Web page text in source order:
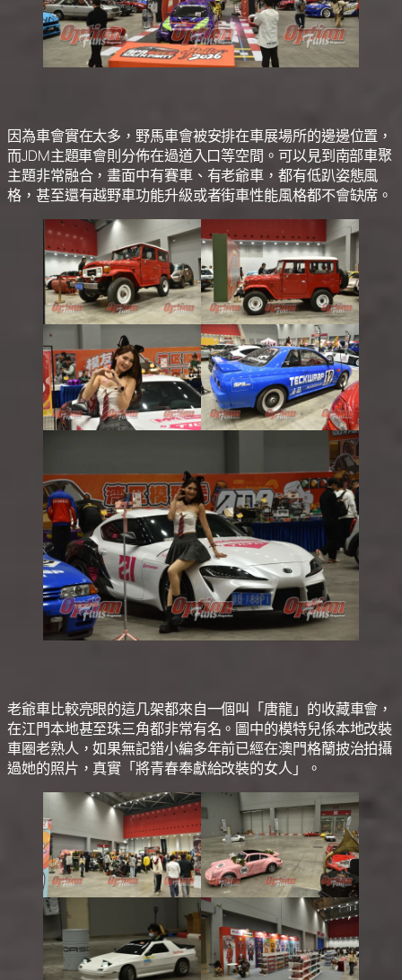
因為車會實在太多，野馬車會被安排在車展場所的邊邊位置，
而JDM主題車會則分佈在過道入口等空間。可以見到南部車聚
主題非常融合，畫面中有賽車、有老爺車，都有低趴姿態風
格，甚至還有越野車功能升級或者街車性能風格都不會缺席。
老爺車比較亮眼的這几架都來自一個叫「唐龍」的收藏車會，
在江門本地甚至珠三角都非常有名。圖中的模特兒係本地改裝
車圈老熟人，如果無記錯小編多年前已經在澳門格蘭披治拍攝
過她的照片，真實「將青春奉獻給改裝的女人」。